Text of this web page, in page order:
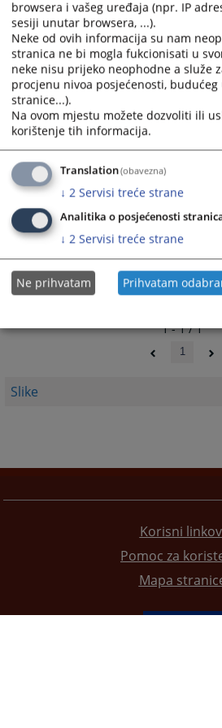
Slike
select
a
date.
Press
the
question
mark
key
get
the
keyboard
shortcuts
for
changing
dates.
select
a
date.
Press
the
mark
the
for
dates.
1 - 1 / 1
1
Korisni
Pomoc za
Mapa
browsera i vašeg uređaja (npr. IP
sesiji unutar browsera, ...).
Neke od ovih informacija su nam
stranica ne bi mogla fukcionisati u
neke nisu prijeko neophodne a služe
procjenu nivoa posjećenosti, budućeg
stranice...).
Na ovom mjestu možete dozvoliti ili
korištenje tih informacija.
Translation(obavezna)
↓ 2 Servisi treće strane
Analitika o posjećenosti
↓ 2 Servisi treće strane
Ne prihvatam Prihvatam